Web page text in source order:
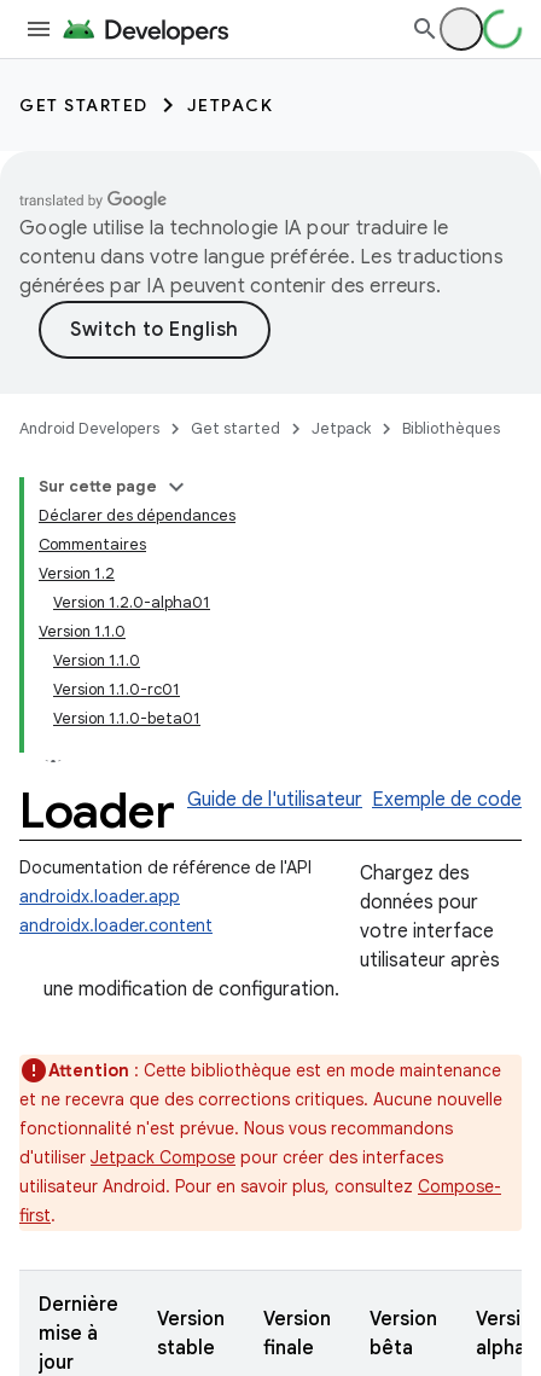
GET STARTED JETPACK
Google utilise la technologie IA pour traduire le
contenu dans votre langue préférée. Les traductions
générées par IA peuvent contenir des erreurs.
Android Developers Get started Jetpack Bibliothèques
Sur cette page
Déclarer des dépendances
Commentaires
Version 1.2
Version 1.2.0-alpha01
Version 1.1.0
Version 1.1.0
Version 1.1.0-rc01
Version 1.1.0-beta01
Loader Guide de l'utilisateur Exemple de code
Documentation de référence de l'API
androidx.loader.app
androidx.loader.content
Chargez des
données pour
votre interface
utilisateur après
une modification de configuration.
Attention : Cette bibliothèque est en mode maintenance
et ne recevra que des corrections critiques. Aucune nouvelle
fonctionnalité n'est prévue. Nous vous recommandons
d'utiliser Jetpack Compose pour créer des interfaces
utilisateur Android. Pour en savoir plus, consultez Compose-
first.
Dernière
mise à
jour
Version
stable
Version
finale
Version
bêta
alpha